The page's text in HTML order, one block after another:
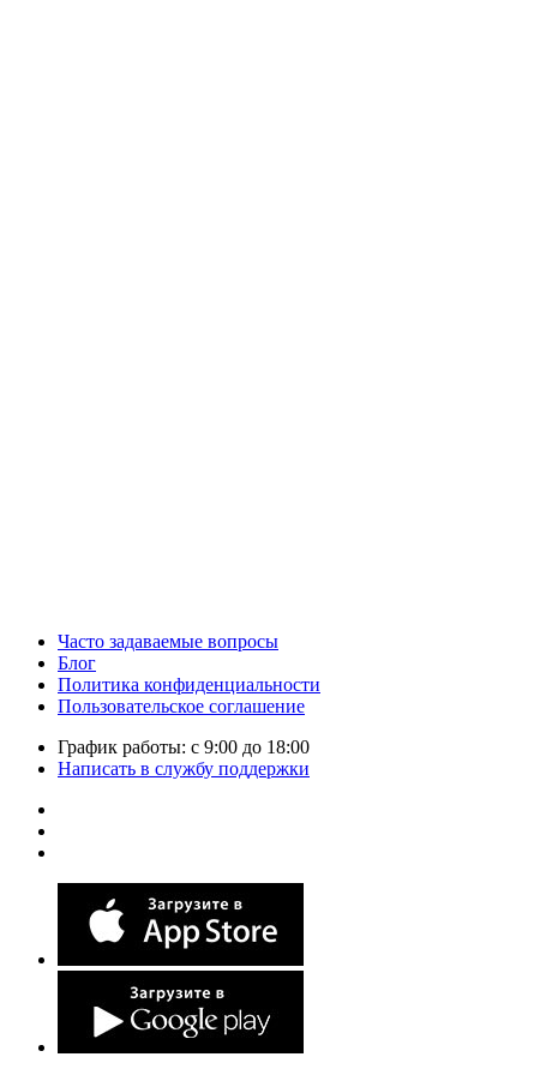
Часто задаваемые вопросы
Блог
Политика конфиденциальности
Пользовательское соглашение
График работы: с 9:00 до 18:00
Написать в службу поддержки